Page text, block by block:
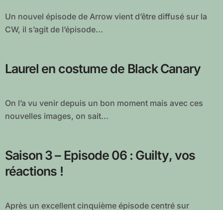
Un nouvel épisode de Arrow vient d’être diffusé sur la
CW, il s’agit de l’épisode...
Laurel en costume de Black Canary
On l’a vu venir depuis un bon moment mais avec ces
nouvelles images, on sait...
Saison 3 – Episode 06 : Guilty, vos
réactions !
Après un excellent cinquième épisode centré sur